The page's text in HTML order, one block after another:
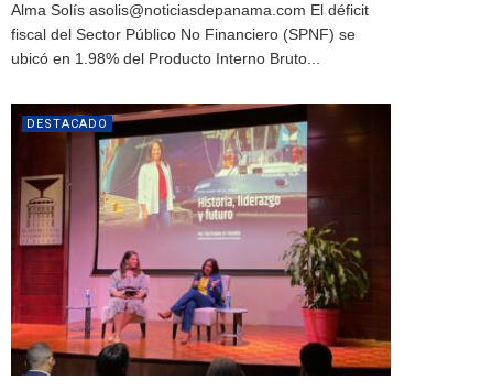
Alma Solís asolis@noticiasdepanama.com El déficit
fiscal del Sector Público No Financiero (SPNF) se
ubicó en 1.98% del Producto Interno Bruto...
DESTACADO